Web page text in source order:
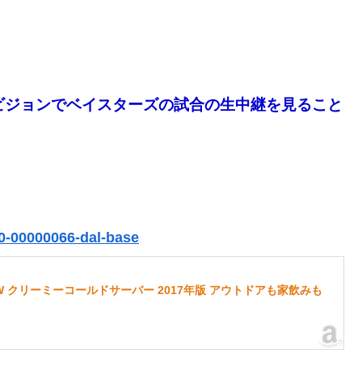
ョンでベイスターズの試合の生中継を見ること
00000066-dal-base
クリーミーコールドサーバー 2017年版 アウトドアも家飲みも